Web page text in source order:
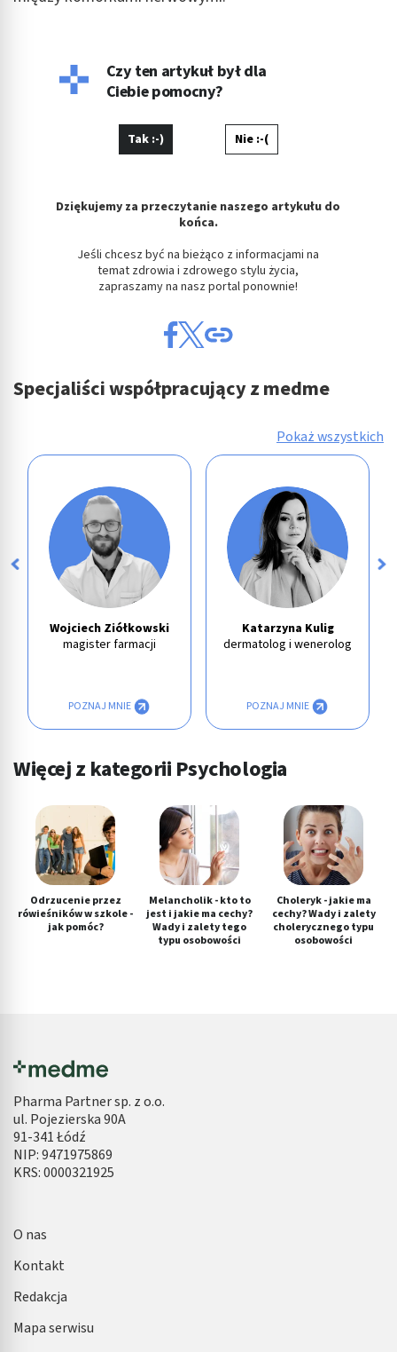
Czy ten artykuł był dla
Ciebie pomocny?
Tak :-) Nie :-(
Dziękujemy za przeczytanie naszego artykułu do
końca.
Jeśli chcesz być na bieżąco z informacjami na
temat zdrowia i zdrowego stylu życia,
zapraszamy na nasz portal ponownie!
Specjaliści współpracujący z medme
Pokaż wszystkich
Wojciech Ziółkowski
magister farmacji
POZNAJ MNIE
Katarzyna Kulig
dermatolog i wenerolog
POZNAJ MNIE
Więcej z kategorii Psychologia
Odrzucenie przez
rówieśników w szkole -
jak pomóc?
Melancholik - kto to
jest i jakie ma cechy?
Wady i zalety tego
typu osobowości
Choleryk - jakie ma
cechy? Wady i zalety
cholerycznego typu
osobowości
Pharma Partner sp. z o.o.
ul. Pojezierska 90A
91-341 Łódź
NIP: 9471975869
KRS: 0000321925
O nas
Kontakt
Redakcja
Mapa serwisu
Rozwój i ulepszanie usług
Funkcje specjalne IAB:
Identyfikowanie urządzeń na podstawie
Wydajność (Performance)
Reklama / śledzenie